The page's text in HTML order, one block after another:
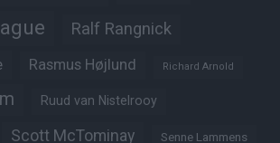
Ralf Rangnick
Rasmus Højlund Richard Arnold
Ruud van Nistelrooy
Scott McTominay Senne Lammens